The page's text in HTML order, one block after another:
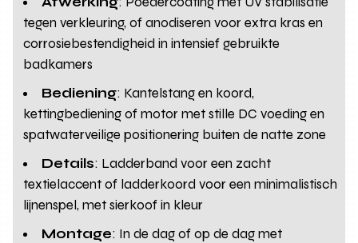
tegen verkleuring, of anodiseren voor extra kras en
corrosiebestendigheid in intensief gebruikte
badkamers
Bediening: Kantelstang en koord,
kettingbediening of motor met stille DC voeding en
spatwaterveilige positionering buiten de natte zone
Details: Ladderband voor een zacht
textielaccent of ladderkoord voor een minimalistisch
lijnenspel, met sierkoof in kleur
Montage: In de dag of op de dag met